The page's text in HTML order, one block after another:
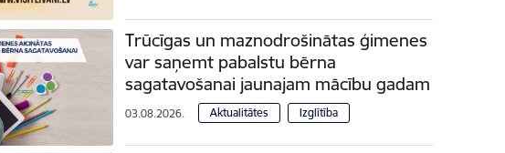
Trūcīgas un maznodrošinātas ģimenes
var saņemt pabalstu bērna
sagatavošanai jaunajam mācību gadam
03.08.2026. Aktualitātes Izglītība